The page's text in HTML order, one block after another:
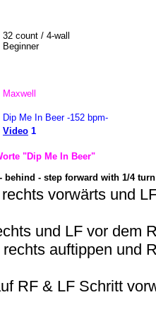
32 count / 4-wall
Beginner
Maxwell
Dip Me In Beer -152 bpm-
Video 1
"Dip Me In Beer"
behind - step forward with 1/4
vorwärts und
und LF vor dem
auftippen und
RF & LF Schritt